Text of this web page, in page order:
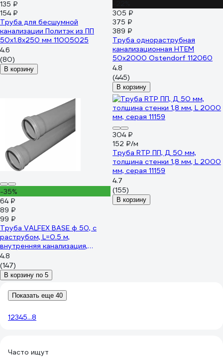
135 ₽
154 ₽
Труба для бесшумной
канализации Политэк из ПП
50х1.8х250 мм 11005025
4.6
(80)
В корзину
305 ₽
375 ₽
389 ₽
Труба однораструбная
канализационная HTEM
50х2000 Ostendorf 112060
4.8
(445)
В корзину
-35%
64 ₽
89 ₽
99 ₽
Труба VALFEX BASE ф 50, с
раструбом, L=0.5 м,
внутренняя канализация,
толщина стенки 1.8
200500050
4.8
(147)
В корзину по 5
304 ₽
152 ₽/м
Труба RTP ПП, Д 50 мм,
толщина стенки 1,8 мм, L 2000
мм, серая 11159
4.7
(155)
В корзину
Показать еще 40
12345...8
Часто ищут